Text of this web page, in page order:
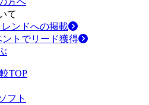
て
ンドへの掲載
ントでリード獲得
TOP
フト